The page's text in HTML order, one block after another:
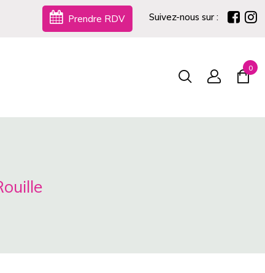
Prendre RDV Suivez-nous sur :
0